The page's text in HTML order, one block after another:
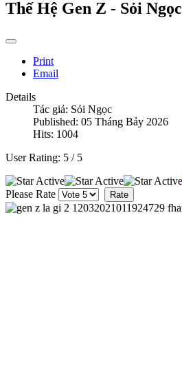
Thế Hệ Gen Z - Sỏi Ngọc
Print
Email
Details
Tác giả: Sỏi Ngọc
Published: 05 Tháng Bảy 2026
Hits: 1004
User Rating: 5 / 5
Please Rate